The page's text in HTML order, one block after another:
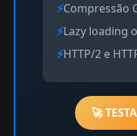
Compressão
Lazy loading
HTTP/2 e
🚀